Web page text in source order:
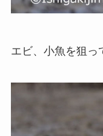
エビ、小魚を狙っ